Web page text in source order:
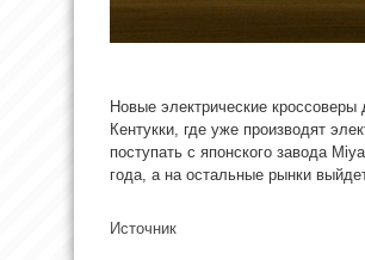
Новые электрические
Кентукки, где уже производят
поступать с японского завода
года, а на остальные рынки
Источник